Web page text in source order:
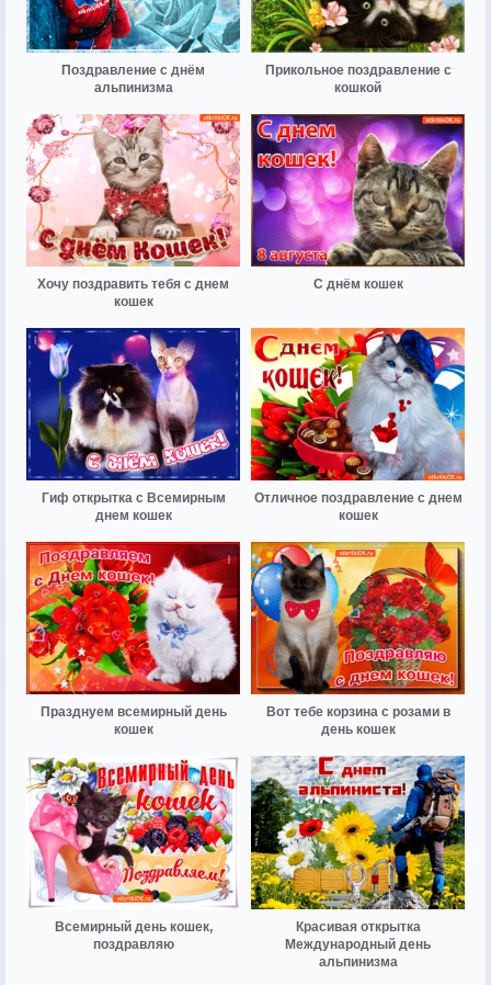
Поздравление с днём
альпинизма
Прикольное поздравление с
кошкой
Хочу поздравить тебя с днем
кошек
С днём кошек
Гиф открытка с Всемирным
днем кошек
Отличное поздравление с днем
кошек
Празднуем всемирный день
кошек
Вот тебе корзина с розами в
день кошек
Всемирный день кошек,
поздравляю
Красивая открытка
Международный день
альпинизма